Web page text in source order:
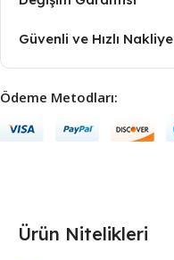
Güvenli ve Hızlı Nakliye
Ödeme Metodları:
Ürün Nitelikleri